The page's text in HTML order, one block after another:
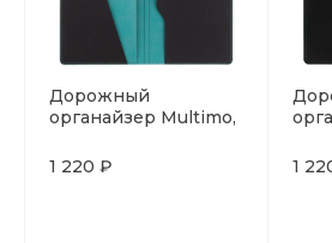
Дорожный
органайзер Multimo,
бирюзовым
1 220 ₽
1